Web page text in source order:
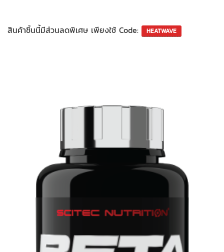
สินค้าชิ้นนี้มีส่วนลดพิเศษ เพียงใช้ Code: